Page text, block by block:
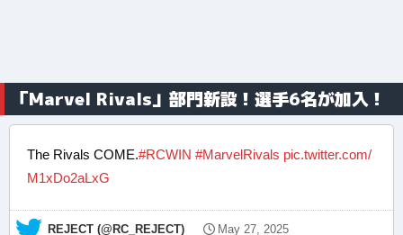
「Marvel Rivals」部門新設！選手6名が加入！
The Rivals COME.#RCWIN #MarvelRivals pic.twitter.com/
M1xDo2aLxG
— REJECT (@RC_REJECT) May 27, 2025